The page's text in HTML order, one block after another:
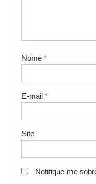
Nome *
E-mail *
Site
Notifique-me